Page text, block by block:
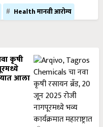
Health मानवी आरोग्य
कृषी
आला